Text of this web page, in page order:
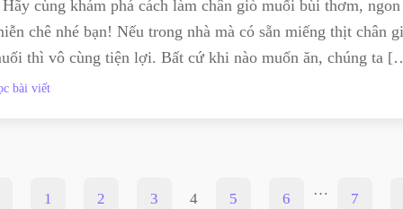
Hãy cùng khám phá cách làm chân giò muối bùi thơm, ngon
chê nhé bạn! Nếu trong nhà mà có sẵn miếng thịt chân
thì vô cùng tiện lợi. Bất cứ khi nào muốn ăn, chúng ta
bài viết
1 2 3 4 5 6
…
7